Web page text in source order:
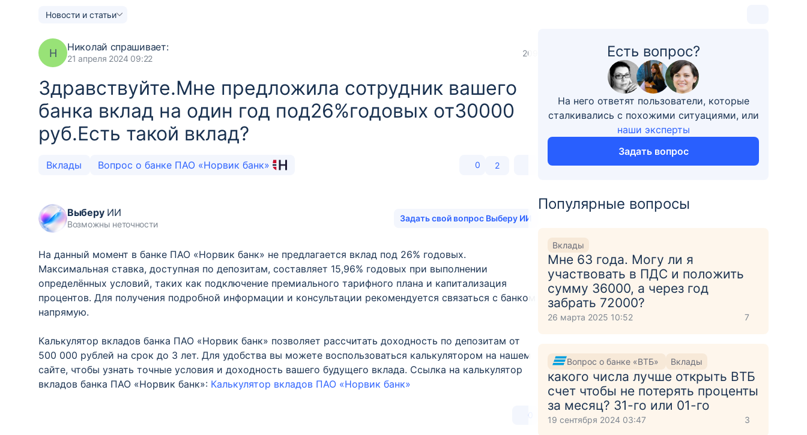
Новости и статьи
Н Николай спрашивает:
21 апреля 2024 09:22
209
Здравствуйте.Мне предложила сотрудник вашего
банка вклад на один год под26%годовых от30000
руб.Есть такой вклад?
Вклады Вопрос о банке ПАО «Норвик банк» 0 2
ВыберуИИ
Возможны неточности
Задать свой вопрос Выберу ИИ
На данный момент в банке ПАО «Норвик банк» не предлагается вклад под 26% годовых.
Максимальная ставка, доступная по депозитам, составляет 15,96% годовых при выполнении
определённых условий, таких как подключение премиального тарифного плана и капитализация
процентов. Для получения подробной информации и консультации рекомендуется связаться с банком
напрямую.
Калькулятор вкладов банка ПАО «Норвик банк» позволяет рассчитать доходность по депозитам от
500 000 рублей на срок до 3 лет. Для удобства вы можете воспользоваться калькулятором на нашем
сайте, чтобы узнать точные условия и доходность вашего будущего вклада. Ссылка на калькулятор
вкладов банка ПАО «Норвик банк»: Калькулятор вкладов ПАО «Норвик банк»
0
Есть вопрос?
На него ответят пользователи, которые
сталкивались с похожими ситуациями, или
наши эксперты
Задать вопрос
Популярные вопросы
Вклады
Мне 63 года. Могу ли я
участвовать в ПДС и положить
сумму 36000, а через год
забрать 72000?
26 марта 2025 10:52 7
Вопрос о банке «ВТБ» Вклады
какого числа лучше открыть ВТБ
счет чтобы не потерять проценты
за месяц? 31-го или 01-го
19 сентября 2024 03:47 3